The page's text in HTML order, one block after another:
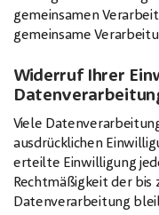
gemeinsamen
gemeinsame
Widerruf Ihrer
Viele
ausdrücklichen
erteilte Einwilligung
Rechtmäßigkeit der
Datenverarbeitung